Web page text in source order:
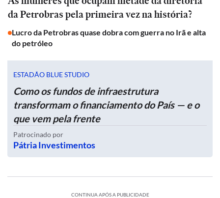
da Petrobras pela primeira vez na história?
Lucro da Petrobras quase dobra com guerra no Irã e alta
do petróleo
ESTADÃO BLUE STUDIO
Como os fundos de infraestrutura
transformam o financiamento do País — e o
que vem pela frente
Patrocinado por
Pátria Investimentos
CONTINUA APÓS A PUBLICIDADE